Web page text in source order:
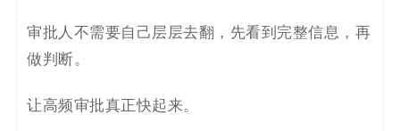
审批人不需要自己层层去翻，先看到完整信息，再
做判断。
让高频审批真正快起来。